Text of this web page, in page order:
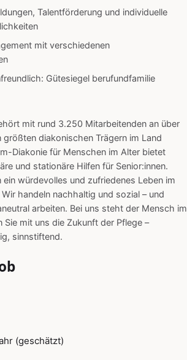
Talentförderung und individuelle
mit verschiedenen
Gütesiegel berufundfamilie
mit rund 3.250 Mitarbeitenden an über
diakonischen Trägern im Land
Diakonie für Menschen im Alter bietet
und stationäre Hilfen für Senior:innen.
ein würdevolles und zufriedenes Leben im
handeln nachhaltig und sozial – und
arbeiten. Bei uns steht der Mensch im
Sie mit uns die Zukunft der Pflege –
sinnstiftend.
(geschätzt)